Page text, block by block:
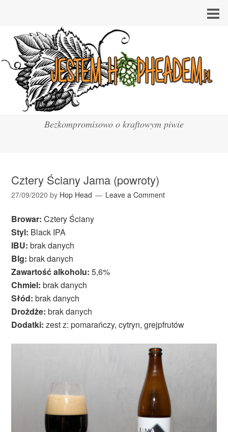
Bezkompromisowo o kraftowym piwie
Cztery Ściany Jama (powroty)
27/09/2020 by Hop Head Leave a Comment
Browar: Cztery Ściany
Styl: Black IPA
IBU: brak danych
Blg: brak danych
Zawartość alkoholu: 5,6%
Chmiel: brak danych
Słód: brak danych
Drożdże: brak danych
Dodatki: zest z: pomarańczy, cytryn, grejpfrutów